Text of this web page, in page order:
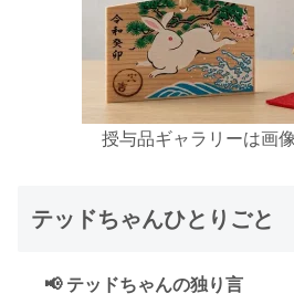
授与品ギャラリーは画
テッドちゃんひとりごと
📢 テッドちゃんの独り言